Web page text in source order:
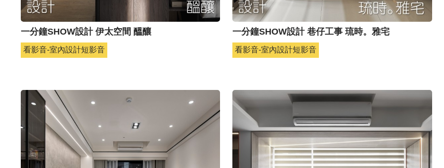
一分鐘SHOW設計 伊太空間 醞釀
看影音-室內設計短影音
一分鐘SHOW設計 巷仔工事 琉時。雅宅
看影音-室內設計短影音